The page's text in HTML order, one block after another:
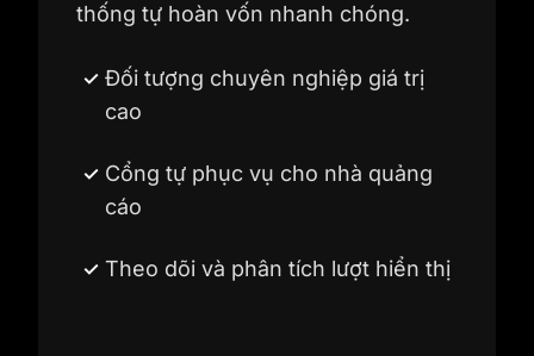
thống tự hoàn vốn nhanh chóng.
Đối tượng chuyên nghiệp giá trị
cao
Cổng tự phục vụ cho nhà quảng
cáo
Theo dõi và phân tích lượt hiển thị